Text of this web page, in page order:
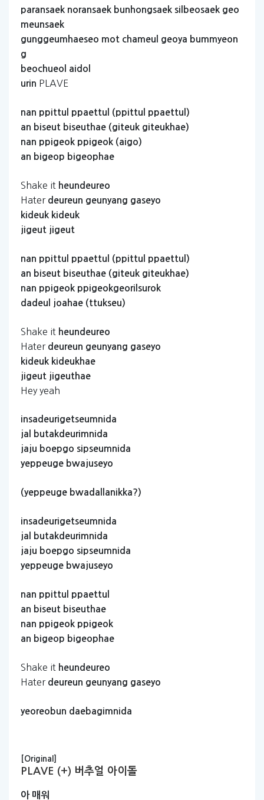
paransaek noransaek bunhongsaek silbeosaek geo
meunsaek
gunggeumhaeseo mot chameul geoya bummyeon
g
beochueol
aidol
urin PLAVE
nan ppittul ppaettul (ppittul
ppaettul)
an biseut biseuthae (giteuk giteukhae)
nan ppigeok ppigeok (aigo)
an bigeop bigeophae
Shake it heundeureo
Hater deureun geunyang gaseyo
kideuk kideuk
jigeut jigeut
nan ppittul ppaettul (ppittul
ppaettul)
an biseut biseuthae (giteuk giteukhae)
nan ppigeok ppigeokgeorilsurok
dadeul
joahae (ttukseu)
Shake it heundeureo
Hater deureun geunyang gaseyo
kideuk kideukhae
jigeut jigeuthae
Hey yeah
insadeurigetseumnida
jal
butakdeurimnida
jaju boepgo sipseumnida
yeppeuge bwajuseyo
(yeppeuge bwadallanikka?)
insadeurigetseumnida
jal
butakdeurimnida
jaju boepgo sipseumnida
yeppeuge bwajuseyo
nan ppittul
ppaettul
an biseut biseuthae
nan ppigeok ppigeok
an bigeop bigeophae
Shake it heundeureo
Hater deureun geunyang gaseyo
yeoreobun daebagimnida
[Original]
PLAVE (+) 버추얼 아이돌
아 매워